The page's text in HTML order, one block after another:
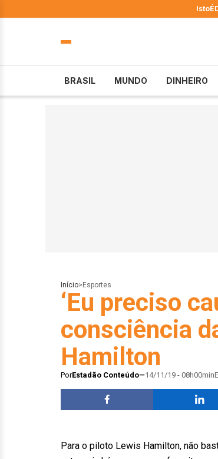
IstoÉ
BRASIL MUNDO DINHEIRO
Início> Esportes
‘Eu preciso
consciência
Hamilton
PorEstadão Conteúdo 14/11/19 - 08h00min
Para o piloto Lewis Hamilton, não